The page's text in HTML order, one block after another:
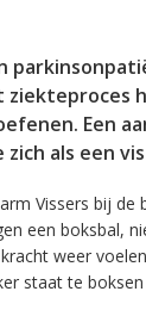
Een
zich als een
Vissers bij de
een boksbal,
weer
staat te